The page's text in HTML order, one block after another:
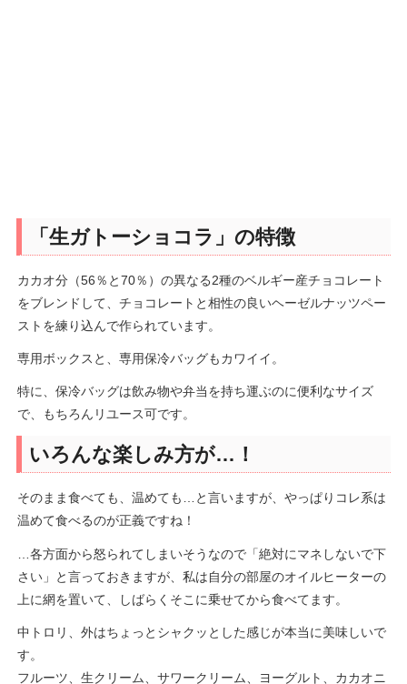
「生ガトーショコラ」の特徴
カカオ分（56％と70％）の異なる2種のベルギー産チョコレート
をブレンドして、チョコレートと相性の良いヘーゼルナッツペー
ストを練り込んで作られています。
専用ボックスと、専用保冷バッグもカワイイ。
特に、保冷バッグは飲み物や弁当を持ち運ぶのに便利なサイズ
で、もちろんリユース可です。
いろんな楽しみ方が…！
そのまま食べても、温めても…と言いますが、やっぱりコレ系は
温めて食べるのが正義ですね！
…各方面から怒られてしまいそうなので「絶対にマネしないで下
さい」と言っておきますが、私は自分の部屋のオイルヒーターの
上に網を置いて、しばらくそこに乗せてから食べてます。
中トロリ、外はちょっとシャクッとした感じが本当に美味しいで
す。
フルーツ、生クリーム、サワークリーム、ヨーグルト、カカオニ